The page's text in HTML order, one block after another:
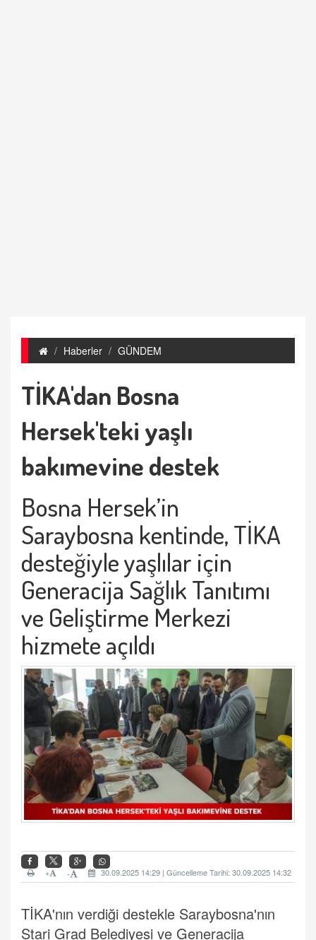
Haberler GÜNDEM
TİKA'dan Bosna
Hersek'teki yaşlı
bakımevine destek
Bosna Hersek’in
Saraybosna kentinde, TİKA
desteğiyle yaşlılar için
Generacija Sağlık Tanıtımı
ve Geliştirme Merkezi
hizmete açıldı
30.09.2025 14:29 | Güncelleme Tarihi: 30.09.2025 14:32
-
+
TİKA'nın verdiği destekle Saraybosna'nın
Stari Grad Belediyesi ve Generacija